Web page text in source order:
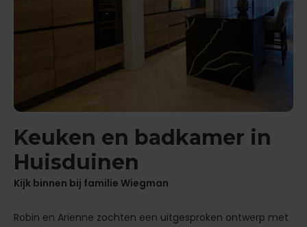
Keuken en badkamer in
Huisduinen
Kijk binnen bij familie Wiegman
Robin en Arienne zochten een uitgesproken ontwerp met